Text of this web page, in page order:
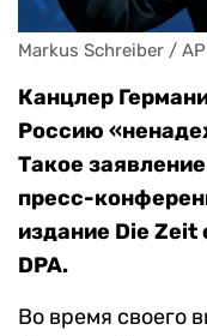
Markus Schreiber / AP
Канцлер
Россию
Такое
пресс-
издание Die Zeit
DPA.
Во время своего